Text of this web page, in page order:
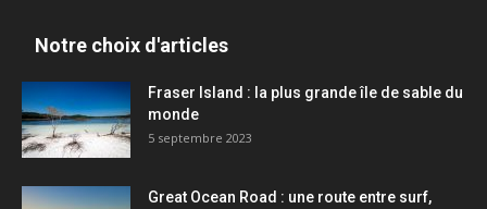
Notre choix d'articles
Fraser Island : la plus grande île de sable du
monde
5 septembre 2023
Great Ocean Road : une route entre surf,